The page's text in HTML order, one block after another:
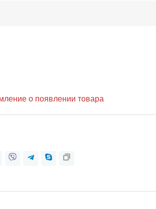
о появлении товара